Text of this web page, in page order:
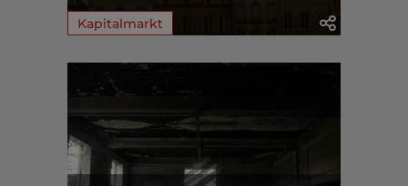
Kapitalmarkt